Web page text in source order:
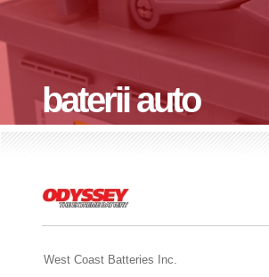
baterii auto
West Coast Batteries Inc.